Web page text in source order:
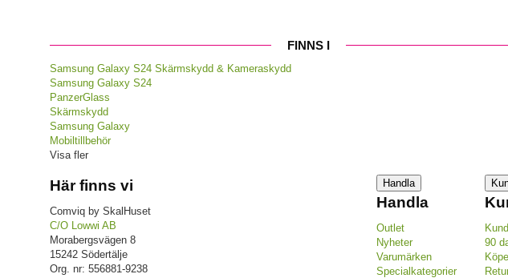
FINNS I
Samsung Galaxy S24 Skärmskydd & Kameraskydd
Samsung Galaxy S24
PanzerGlass
Skärmskydd
Samsung Galaxy
Mobiltillbehör
Visa fler
Här finns vi
Comviq by SkalHuset
C/O Lowwi AB
Morabergsvägen 8
15242 Södertälje
Org. nr: 556881-9238
Handla
Handla
Outlet
Nyheter
Varumärken
Specialkategorier
90